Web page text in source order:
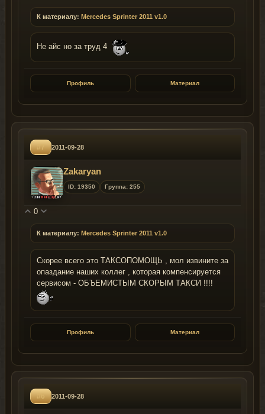
К материалу: Mercedes Sprinter 2011 v1.0
Не айс но за труд 4
Профиль Материал
#7 2011-09-28
Zakaryan
ID: 19350 Группа: 255
0
К материалу: Mercedes Sprinter 2011 v1.0
Скорее всего это ТАКСОПОМОЩЬ , мол извините за
опаздание наших коллег , которая компенсируется
сервисом - ОБЪЕМИСТЫМ СКОРЫМ ТАКСИ !!!!
Профиль Материал
#6 2011-09-28